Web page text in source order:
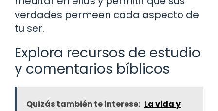
verdades permeen cada aspecto de
tu ser.
Explora recursos de estudio
y comentarios bíblicos
Quizás también te interese: La vida y